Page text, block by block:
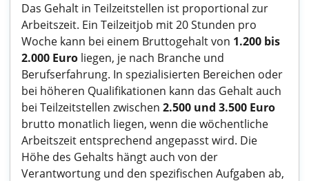
Das Gehalt in Teilzeitstellen ist proportional zur
Arbeitszeit. Ein Teilzeitjob mit 20 Stunden pro
Woche kann bei einem Bruttogehalt von 1.200 bis
2.000 Euro liegen, je nach Branche und
Berufserfahrung. In spezialisierten Bereichen oder
bei höheren Qualifikationen kann das Gehalt auch
bei Teilzeitstellen zwischen 2.500 und 3.500 Euro
brutto monatlich liegen, wenn die wöchentliche
Arbeitszeit entsprechend angepasst wird. Die
Höhe des Gehalts hängt auch von der
Verantwortung und den spezifischen Aufgaben ab,